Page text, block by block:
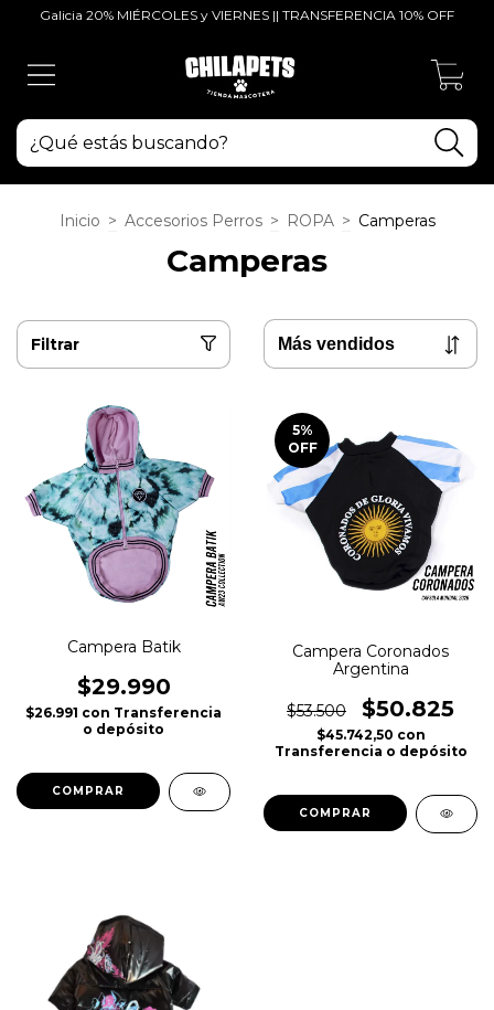
Galicia 20% MIÉRCOLES y VIERNES || TRANSFERENCIA 10% OFF
Inicio > Accesorios Perros > ROPA > Camperas
Camperas
Filtrar
Campera Batik
$29.990
$26.991 con Transferencia
o depósito
COMPRAR
5%
OFF
Campera Coronados
Argentina
$53.500 $50.825
$45.742,50 con
Transferencia o depósito
COMPRAR